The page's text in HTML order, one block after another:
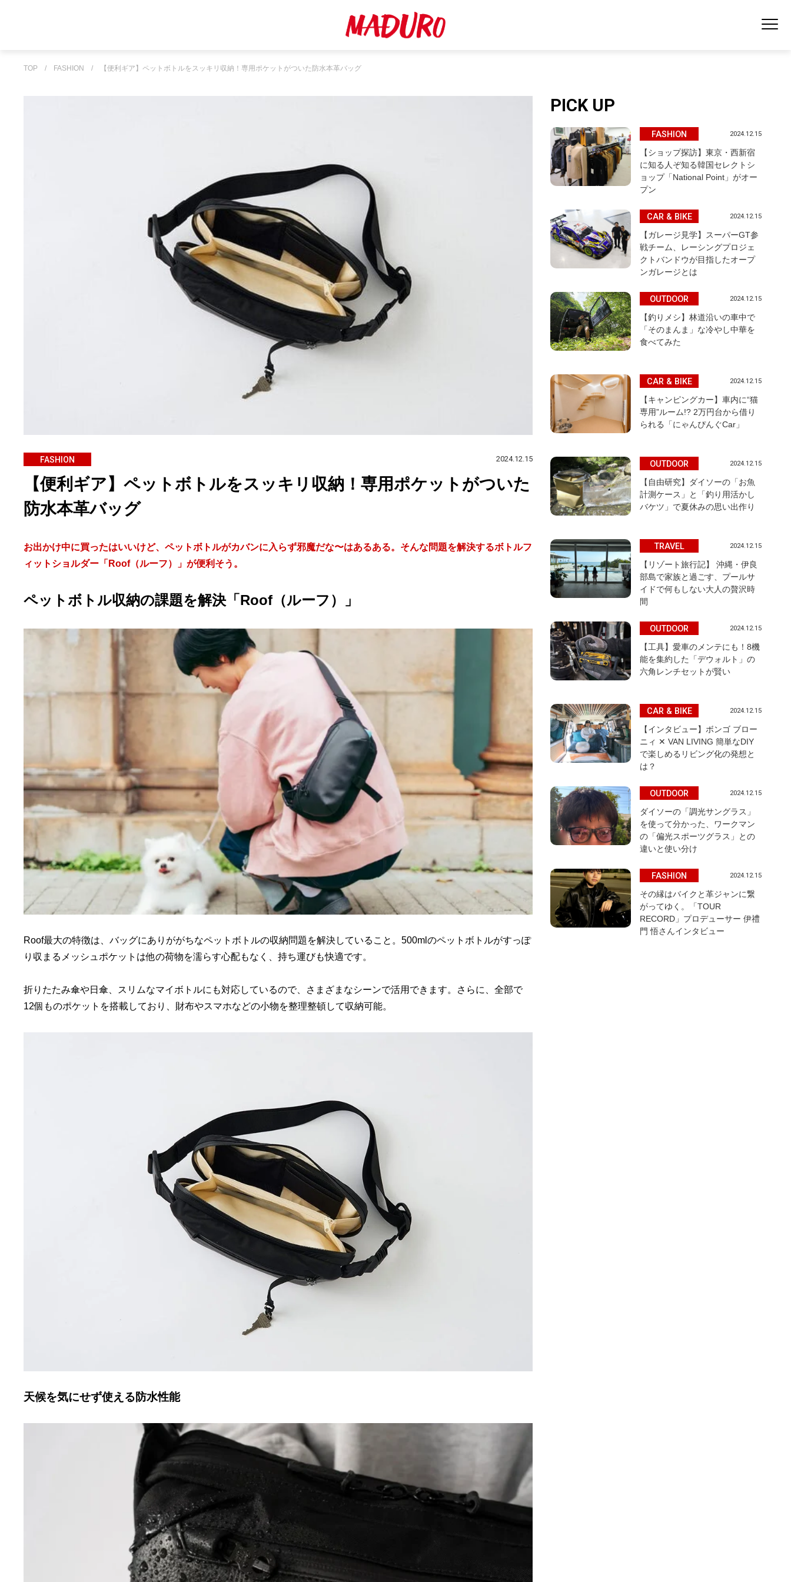
TOP / FASHION / 【便利ギア】ペットボトルをスッキリ収納！専用ポケットがついた防水本革バッグ
FASHION 2024.12.15
【便利ギア】ペットボトルをスッキリ収納！専用ポケットがついた
防水本革バッグ
お出かけ中に買ったはいいけど、ペットボトルがカバンに入らず邪魔だな〜はあるある。そんな問題を解決するボトルフ
ィットショルダー「Roof（ルーフ）」が便利そう。
ペットボトル収納の課題を解決「Roof（ルーフ）」
Roof最大の特徴は、バッグにありががちなペットボトルの収納問題を解決していること。500mlのペットボトルがすっぽ
り収まるメッシュポケットは他の荷物を濡らす心配もなく、持ち運びも快適です。
折りたたみ傘や日傘、スリムなマイボトルにも対応しているので、さまざまなシーンで活用できます。さらに、全部で
12個ものポケットを搭載しており、財布やスマホなどの小物を整理整頓して収納可能。
天候を気にせず使える防水性能
PICK UP
FASHION 2024.12.15
【ショップ探訪】東京・西新宿
に知る人ぞ知る韓国セレクトシ
ョップ「National Point」がオー
プン
CAR & BIKE 2024.12.15
【ガレージ見学】スーパーGT参
戦チーム、レーシングプロジェ
クトバンドウが目指したオープ
ンガレージとは
OUTDOOR 2024.12.15
【釣りメシ】林道沿いの車中で
「そのまんま」な冷やし中華を
食べてみた
CAR & BIKE 2024.12.15
【キャンピングカー】車内に“猫
専用”ルーム!? 2万円台から借り
られる「にゃんぴんぐCar」
OUTDOOR 2024.12.15
【自由研究】ダイソーの「お魚
計測ケース」と「釣り用活かし
バケツ」で夏休みの思い出作り
TRAVEL 2024.12.15
【リゾート旅行記】 沖縄・伊良
部島で家族と過ごす、プールサ
イドで何もしない大人の贅沢時
間
OUTDOOR 2024.12.15
【工具】愛車のメンテにも！8機
能を集約した「デウォルト」の
六角レンチセットが賢い
CAR & BIKE 2024.12.15
【インタビュー】ボンゴ ブロー
ニィ ✕ VAN LIVING 簡単なDIY
で楽しめるリビング化の発想と
は？
OUTDOOR 2024.12.15
ダイソーの「調光サングラス」
を使って分かった、ワークマン
の「偏光スポーツグラス」との
違いと使い分け
FASHION 2024.12.15
その縁はバイクと革ジャンに繋
がってゆく。「TOUR
RECORD」プロデューサー 伊禮
門 悟さんインタビュー